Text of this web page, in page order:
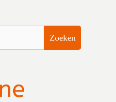
Zoeken